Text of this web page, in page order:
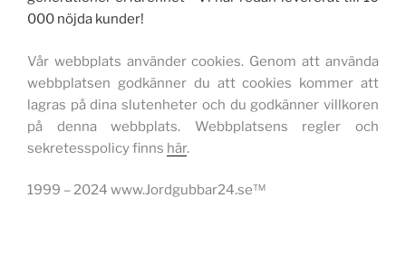
000 nöjda kunder!
Vår webbplats använder cookies. Genom att använda
webbplatsen godkänner du att cookies kommer att
lagras på dina slutenheter och du godkänner villkoren
på denna webbplats. Webbplatsens regler och
sekretesspolicy finns här.
1999 – 2024 www.Jordgubbar24.se™